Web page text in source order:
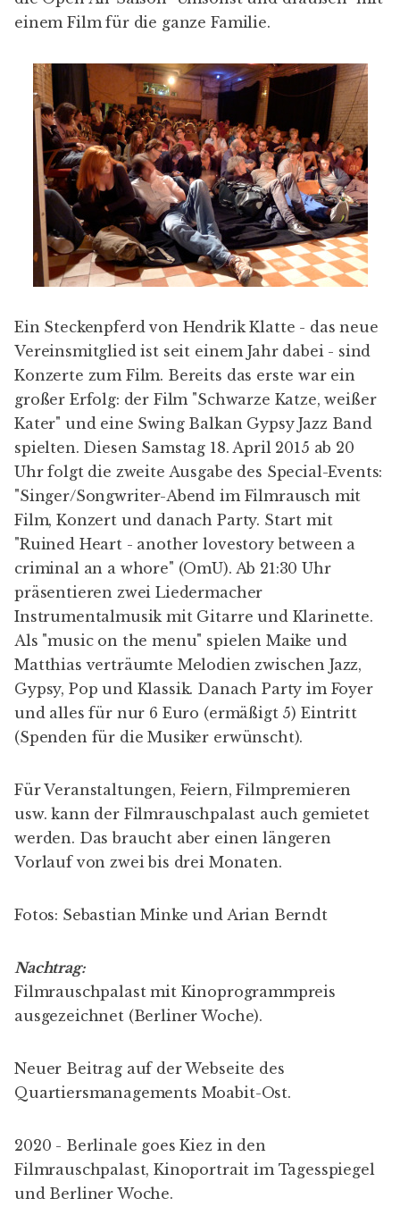
einem Film für die ganze Familie.
Ein Steckenpferd von Hendrik Klatte - das neue
Vereinsmitglied ist seit einem Jahr dabei - sind
Konzerte zum Film. Bereits das erste war ein
großer Erfolg: der Film "Schwarze Katze, weißer
Kater" und eine Swing Balkan Gypsy Jazz Band
spielten. Diesen Samstag 18. April 2015 ab 20
Uhr folgt die zweite Ausgabe des Special-Events:
"Singer/Songwriter-Abend im Filmrausch mit
Film, Konzert und danach Party. Start mit
"Ruined Heart - another lovestory between a
criminal an a whore" (OmU). Ab 21:30 Uhr
präsentieren zwei Liedermacher
Instrumentalmusik mit Gitarre und Klarinette.
Als "music on the menu" spielen Maike und
Matthias verträumte Melodien zwischen Jazz,
Gypsy, Pop und Klassik. Danach Party im Foyer
und alles für nur 6 Euro (ermäßigt 5) Eintritt
(Spenden für die Musiker erwünscht).
Für Veranstaltungen, Feiern, Filmpremieren
usw. kann der Filmrauschpalast auch gemietet
werden. Das braucht aber einen längeren
Vorlauf von zwei bis drei Monaten.
Fotos: Sebastian Minke und Arian Berndt
Nachtrag:
Filmrauschpalast mit Kinoprogrammpreis
ausgezeichnet (Berliner Woche).
Neuer Beitragauf der Webseite des
Quartiersmanagements Moabit-Ost.
2020 - Berlinale goes Kiez in den
Filmrauschpalast, Kinoportrait im Tagesspiegel
und Berliner Woche.